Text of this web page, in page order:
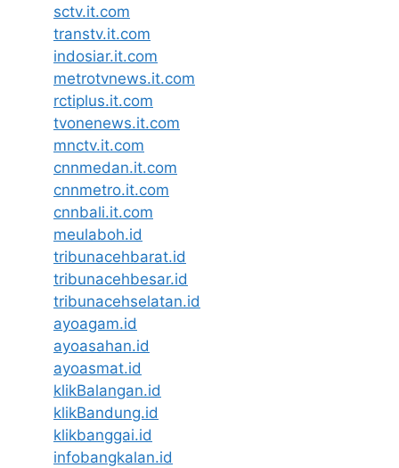
sctv.it.com
transtv.it.com
indosiar.it.com
metrotvnews.it.com
rctiplus.it.com
tvonenews.it.com
mnctv.it.com
cnnmedan.it.com
cnnmetro.it.com
cnnbali.it.com
meulaboh.id
tribunacehbarat.id
tribunacehbesar.id
tribunacehselatan.id
ayoagam.id
ayoasahan.id
ayoasmat.id
klikBalangan.id
klikBandung.id
klikbanggai.id
infobangkalan.id